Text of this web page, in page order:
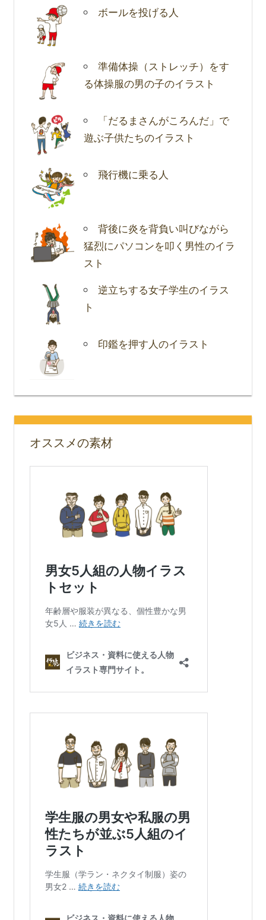
ボールを投げる人
準備体操（ストレッチ）をす
る体操服の男の子のイラスト
「だるまさんがころんだ」で
遊ぶ子供たちのイラスト
飛行機に乗る人
背後に炎を背負い叫びながら
猛烈にパソコンを叩く男性のイラ
スト
逆立ちする女子学生のイラス
ト
印鑑を押す人のイラスト
オススメの素材